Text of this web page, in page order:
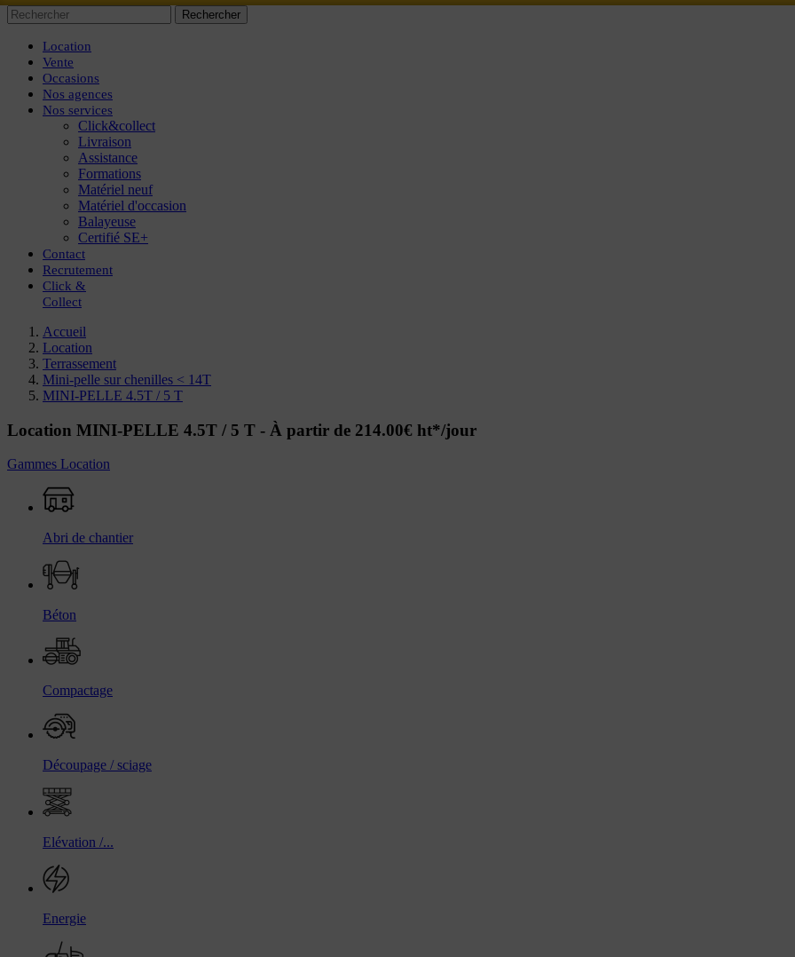
Rechercher
Location
Vente
Occasions
Nos agences
Nos services
Click&collect
Livraison
Assistance
Formations
Matériel neuf
Matériel d'occasion
Balayeuse
Certifié SE+
Contact
Recrutement
Click &
Collect
Accueil
Location
Terrassement
Mini-pelle sur chenilles < 14T
MINI-PELLE 4.5T / 5 T
Location MINI-PELLE 4.5T / 5 T - À partir de 214.00€ ht*/jour
Gammes Location
Abri de chantier
Béton
Compactage
Découpage / sciage
Elévation /...
Energie